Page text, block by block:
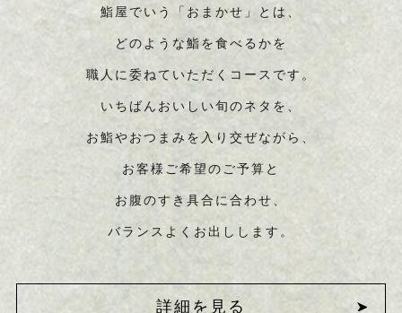
鮨屋でいう「おまかせ」とは、
どのような鮨を食べるかを
職人に委ねていただくコースです。
いちばんおいしい旬のネタを、
お鮨やおつまみを入り交ぜながら、
お客様ご希望のご予算と
お腹のすき具合に合わせ、
バランスよくお出しします。
詳細を見る